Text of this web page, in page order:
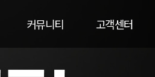
커뮤니티 고객센터